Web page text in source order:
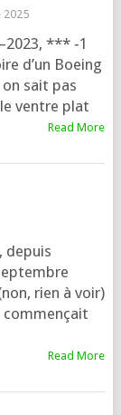
2025
*** ‑1
d’un Boeing
on sait pas
ventre plat
Read More
depuis
rien à voir)
com­men­çait
Read More